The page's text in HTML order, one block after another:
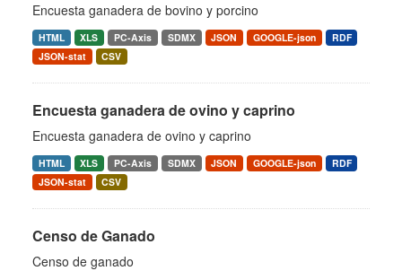
Encuesta ganadera de bovino y porcino
HTML XLS PC-Axis SDMX JSON GOOGLE-json
RDF
JSON-stat
CSV
Encuesta ganadera de ovino y caprino
Encuesta ganadera de ovino y caprino
HTML XLS PC-Axis SDMX JSON GOOGLE-json
RDF
JSON-stat
CSV
Censo de Ganado
Censo de ganado